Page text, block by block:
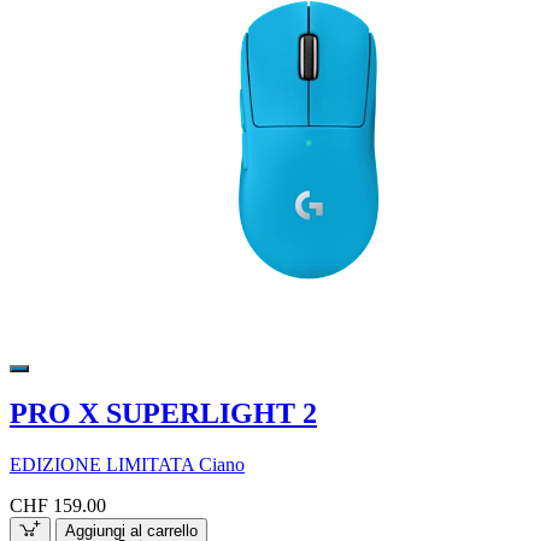
PRO X SUPERLIGHT 2
EDIZIONE LIMITATA Ciano
CHF 159.00
Aggiungi al carrello